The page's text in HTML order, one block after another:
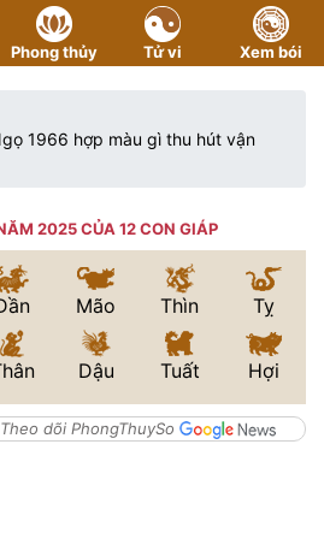
Phong thủy Tử vi Xem bói
1966 hợp màu gì thu hút vận
2025 CỦA 12 CON GIÁP
Mão Thìn Tỵ
Dậu Tuất Hợi
Theo dõi PhongThuySo